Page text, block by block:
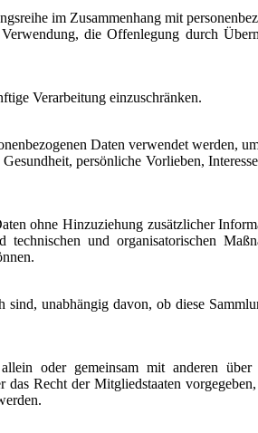
im Zusammenhang mit
die Offenlegung durch
Verarbeitung einzuschränken.
Daten verwendet werden,
persönliche Vorlieben,
ohne Hinzuziehung zusätzlicher
und organisatorischen
unabhängig davon, ob diese
oder gemeinsam mit anderen
Recht der Mitgliedstaaten